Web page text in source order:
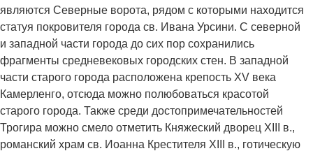
являются Северные ворота, рядом с которыми находится
статуя покровителя города св. Ивана Урсини. С северной
и западной части города до сих пор сохранились
фрагменты средневековых городских стен. В западной
части старого города расположена крепость XV века
Камерленго, отсюда можно полюбоваться красотой
старого города. Также среди достопримечательностей
Трогира можно смело отметить Княжеский дворец XIII в.,
романский храм св. Иоанна Крестителя XIII в., готическую